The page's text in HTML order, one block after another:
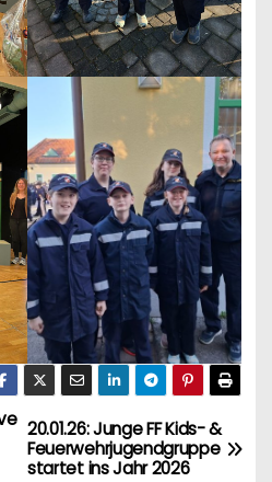
20.01.26: Junge FF Kids- &
Feuerwehrjugendgruppe
startet ins Jahr 2026